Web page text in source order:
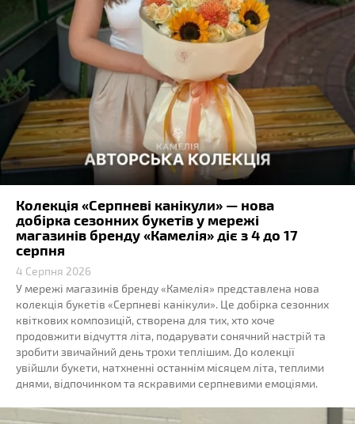
Колекція «Серпневі канікули» — нова
добірка сезонних букетів у мережі
магазинів бренду «Камелія» діє з 4 до 17
серпня
4 Серпня 2026
У мережі магазинів бренду «Камелія» представлена нова
колекція букетів «Серпневі канікули». Це добірка сезонних
квіткових композицій, створена для тих, хто хоче
продовжити відчуття літа, подарувати сонячний настрій та
зробити звичайний день трохи теплішим. До колекції
увійшли букети, натхненні останнім місяцем літа, теплими
днями, відпочинком та яскравими серпневими емоціями.